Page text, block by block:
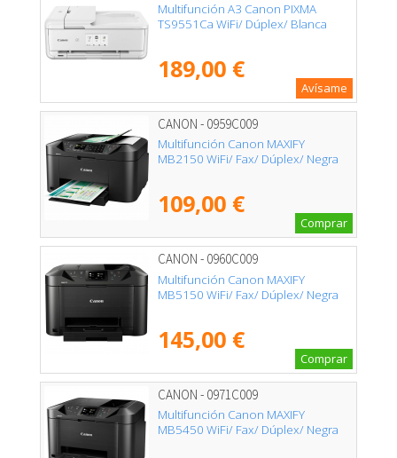
Multifunción A3 Canon PIXMA
TS9551Ca WiFi/ Dúplex/ Blanca
189,00 €
Avísame
CANON - 0959C009
Multifunción Canon MAXIFY
MB2150 WiFi/ Fax/ Dúplex/ Negra
109,00 €
Comprar
CANON - 0960C009
Multifunción Canon MAXIFY
MB5150 WiFi/ Fax/ Dúplex/ Negra
145,00 €
Comprar
CANON - 0971C009
Multifunción Canon MAXIFY
MB5450 WiFi/ Fax/ Dúplex/ Negra